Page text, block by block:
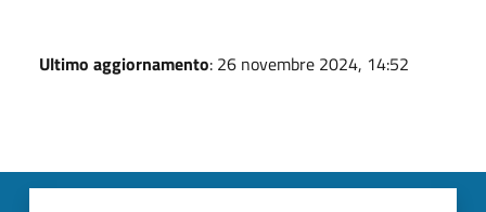
Ultimo aggiornamento: 26 novembre 2024, 14:52